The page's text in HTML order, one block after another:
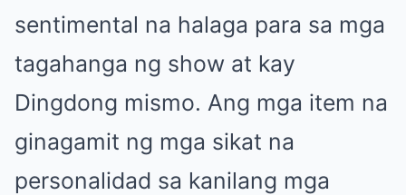
sentimental na halaga para sa mga
tagahanga ng show at kay
Dingdong mismo. Ang mga item na
ginagamit ng mga sikat na
personalidad sa kanilang mga